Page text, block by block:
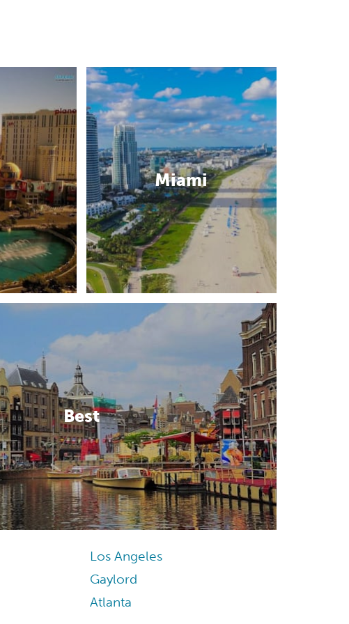
Miami
Best
Los Angeles
Gaylord
Atlanta